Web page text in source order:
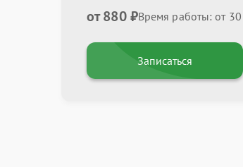
от 880 ₽Время работы: от
Записаться